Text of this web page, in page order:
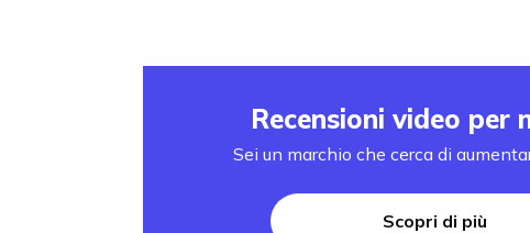
Recensioni video per
Sei un marchio che cerca di
Scopri di più